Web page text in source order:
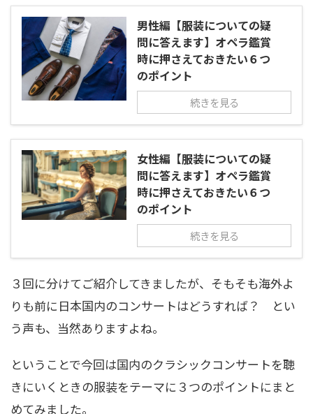
男性編【服装についての疑
問に答えます】オペラ鑑賞
時に押さえておきたい６つ
のポイント
続きを見る
女性編【服装についての疑
問に答えます】オペラ鑑賞
時に押さえておきたい６つ
のポイント
続きを見る
３回に分けてご紹介してきましたが、そもそも海外よ
りも前に日本国内のコンサートはどうすれば？ とい
う声も、当然ありますよね。
ということで今回は国内のクラシックコンサートを聴
きにいくときの服装をテーマに３つのポイントにまと
めてみました。